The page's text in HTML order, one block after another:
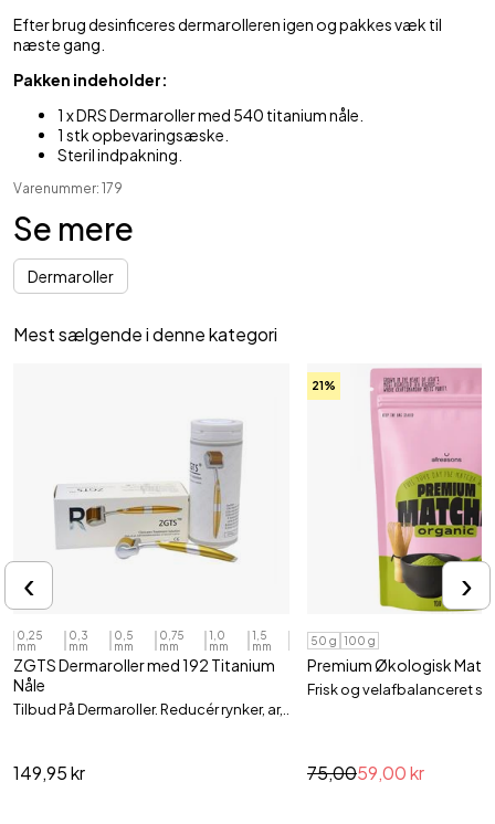
Efter brug desinficeres dermarolleren igen og pakkes væk til
næste gang.
Pakken indeholder:
1 x DRS Dermaroller med 540 titanium nåle.
1 stk opbevaringsæske.
Steril indpakning.
Varenummer: 179
Se mere
Dermaroller
Mest sælgende i denne kategori
0,25
mm
0,3
mm
0,5
mm
0,75
mm
1,0
mm
1,5
mm
ZGTS Dermaroller med 192 Titanium
Nåle
Tilbud På Dermaroller. Reducér rynker, ar,..
149,95 kr
21%
50 g 100 g
Premium Økologisk
Frisk og velafbalanceret
75,0059,00 kr
‹ ›